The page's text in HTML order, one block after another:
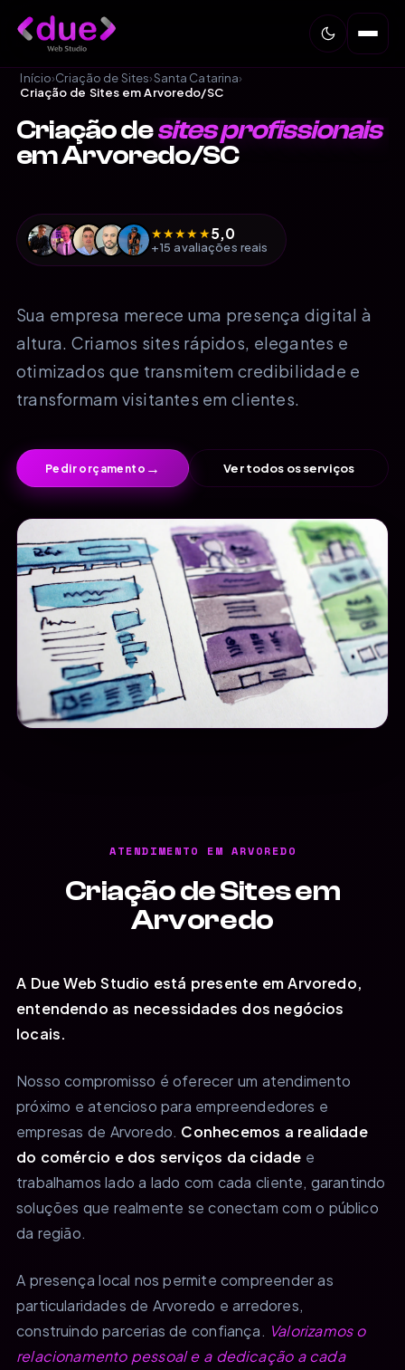
Início›Criação de Sites›Santa Catarina›
Criação de Sites em Arvoredo/SC
Criação desites profissionais
em Arvoredo/SC
★★★★★5,0
+15 avaliações reais
Sua empresa merece uma presença digital à
altura. Criamos sites rápidos, elegantes e
otimizados que transmitem credibilidade e
transformam visitantes em clientes.
Pedir orçamento → Ver todos os serviços
ATENDIMENTO EM ARVOREDO
Criação de Sites em
Arvoredo
A Due Web Studio está presente em Arvoredo,
entendendo as necessidades dos negócios
locais.
Nosso compromisso é oferecer um atendimento
próximo e atencioso para empreendedores e
empresas de Arvoredo. Conhecemos a realidade
do comércio e dos serviços da cidade e
trabalhamos lado a lado com cada cliente, garantindo
soluções que realmente se conectam com o público
da região.
A presença local nos permite compreender as
particularidades de Arvoredo e arredores,
construindo parcerias de confiança. Valorizamos o
relacionamento pessoal e a dedicação a cada